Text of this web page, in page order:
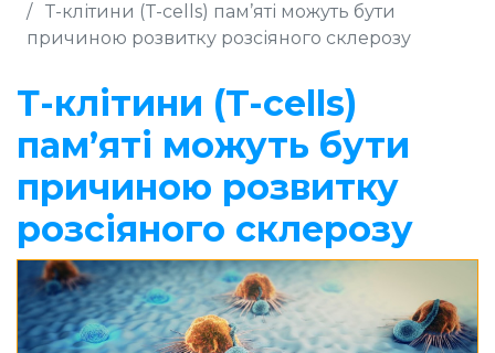
Т-клітини (T-cells) пам’яті можуть бути
причиною розвитку розсіяного склерозу
Т-клітини (T-cells)
пам’яті можуть бути
причиною розвитку
розсіяного склерозу